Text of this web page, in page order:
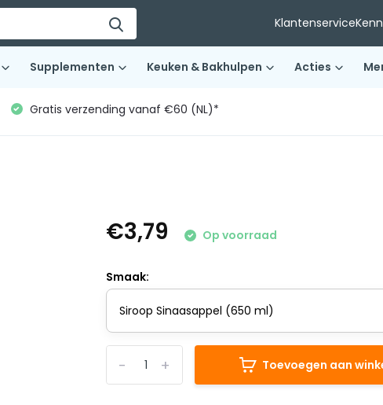
Klantenservice
Supplementen Keuken & Bakhulpen Acties
Gratis verzending vanaf €60 (NL)*
€3,79 Op voorraad
Smaak:
+
- Toevoegen aan